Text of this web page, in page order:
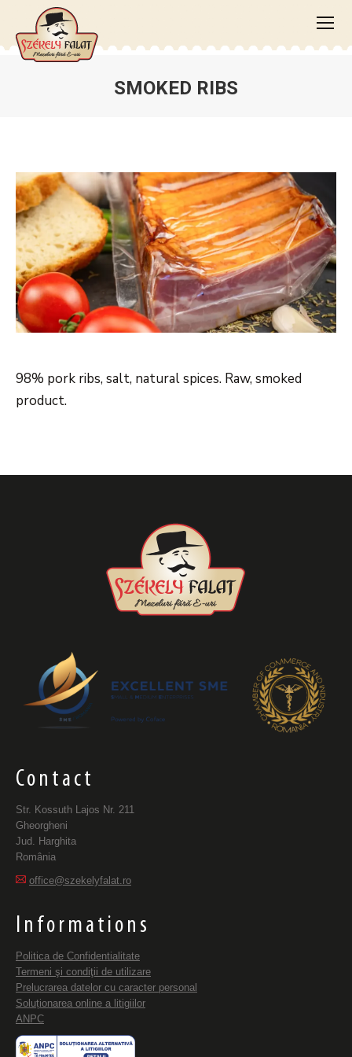
SMOKED RIBS
98% pork ribs, salt, natural spices. Raw, smoked
product.
Contact
Str. Kossuth Lajos Nr. 211
Gheorgheni
Jud. Harghita
România
office@szekelyfalat.ro
Informations
Politica de Confidentialitate
Termeni şi condiţii de utilizare
Prelucrarea datelor cu caracter personal
Soluționarea online a litigiilor
ANPC